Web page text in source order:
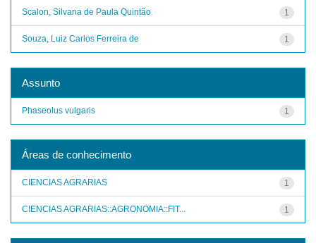
1
Scalon, Silvana de Paula Quintão
1
Souza, Luiz Carlos Ferreira de
Assunto
1
Phaseolus vulgaris
Áreas de conhecimento
1
CIENCIAS AGRARIAS
1
CIENCIAS AGRARIAS::AGRONOMIA::FIT...